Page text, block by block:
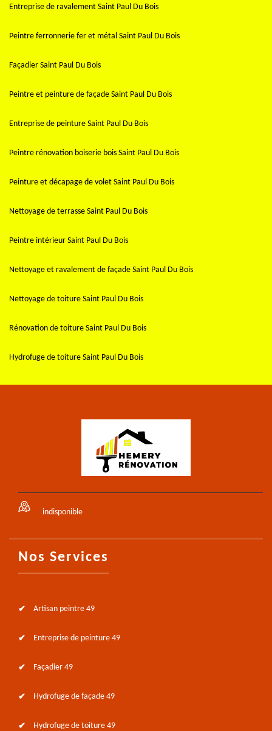
Entreprise de ravalement Saint Paul Du Bois
Peintre ferronnerie fer et métal Saint Paul Du Bois
Façadier Saint Paul Du Bois
Peintre et peinture de façade Saint Paul Du Bois
Entreprise de peinture Saint Paul Du Bois
Peintre rénovation boiserie bois Saint Paul Du Bois
Peinture et décapage de volet Saint Paul Du Bois
Nettoyage de terrasse Saint Paul Du Bois
Peintre intérieur Saint Paul Du Bois
Nettoyage et ravalement de façade Saint Paul Du Bois
Nettoyage de toiture Saint Paul Du Bois
Rénovation de toiture Saint Paul Du Bois
Hydrofuge de toiture Saint Paul Du Bois
indisponible
Nos Services
Artisan peintre 49
Entreprise de peinture 49
Façadier 49
Hydrofuge de façade 49
Hydrofuge de toiture 49